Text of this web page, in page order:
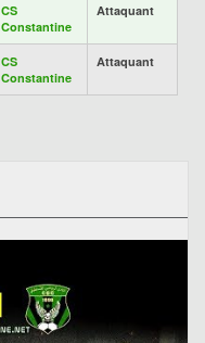
CS
Constantine
Attaquant
CS
Constantine
Attaquant